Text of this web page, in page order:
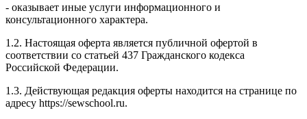
- оказывает иные услуги информационного и
консультационного характера.
1.2. Настоящая оферта является публичной офертой в
соответствии со статьей 437 Гражданского кодекса
Российской Федерации.
1.3. Действующая редакция оферты находится на странице по
адресу https://sewschool.ru.